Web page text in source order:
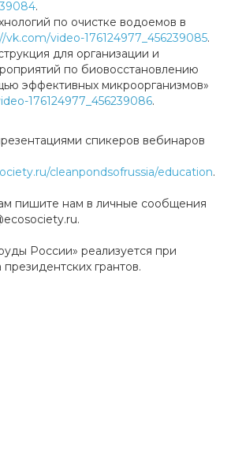
.
по очистке водоемов в
vk.com/video-176124977_456239085.
для организации и
по биовосстановлению
эффективных микроорганизмов»
176124977_456239086.
спикеров вебинаров
cleanpondsofrussia/education.
пишите нам в личные сообщения
России» реализуется при
грантов.